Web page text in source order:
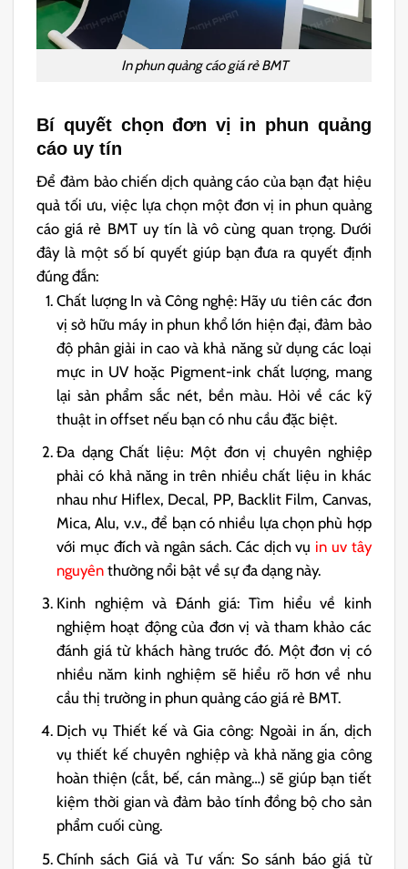
In phun quảng cáo giá rẻ BMT
Bí quyết chọn đơn vị in phun quảng
cáo uy tín
Để đảm bảo chiến dịch quảng cáo của bạn đạt hiệu
quả tối ưu, việc lựa chọn một đơn vị in phun quảng
cáo giá rẻ BMT uy tín là vô cùng quan trọng. Dưới
đây là một số bí quyết giúp bạn đưa ra quyết định
đúng đắn:
Chất lượng In và Công nghệ: Hãy ưu tiên các đơn
vị sở hữu máy in phun khổ lớn hiện đại, đảm bảo
độ phân giải in cao và khả năng sử dụng các loại
mực in UVhoặc Pigment-inkchất lượng, mang
lại sản phẩm sắc nét, bền màu. Hỏi về các kỹ
thuật in offset nếu bạn có nhu cầu đặc biệt.
Đa dạng Chất liệu: Một đơn vị chuyên nghiệp
phải có khả năng in trên nhiềuchất liệu in khác
nhau như Hiflex, Decal, PP, Backlit Film, Canvas,
Mica,Alu, v.v., để bạn có nhiều lựa chọn phù hợp
với mục đích và ngân sách. Các dịch vụ in uv tây
nguyên thường nổi bật về sự đa dạng này.
Kinh nghiệm và Đánh giá: Tìm hiểu về kinh
nghiệm hoạt động của đơn vị và tham khảo các
đánh giá từ khách hàng trước đó. Một đơn vị có
nhiều năm kinh nghiệm sẽ hiểu rõ hơn về nhu
cầu thị trường in phun quảng cáo giá rẻ BMT.
Dịch vụ Thiết kế và Gia công: Ngoài in ấn, dịch
vụ thiết kế chuyên nghiệp và khả nănggia công
hoàn thiện (cắt, bế, cán màng…) sẽ giúp bạn tiết
kiệm thời gian và đảm bảo tính đồng bộ cho sản
phẩm cuối cùng.
Chính sách Giá và Tư vấn: So sánh báo giá từ